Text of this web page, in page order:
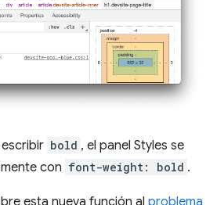
bold , el panel Styles se
con font-weight: bold .
esta nueva función al problema